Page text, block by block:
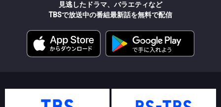
見逃したドラマ、バラエティなど
TBSで放送中の番組最新話を無料で配信